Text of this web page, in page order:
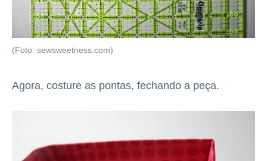
(Foto: sewsweetness.com)
Agora, costure as pontas, fechando a peça.